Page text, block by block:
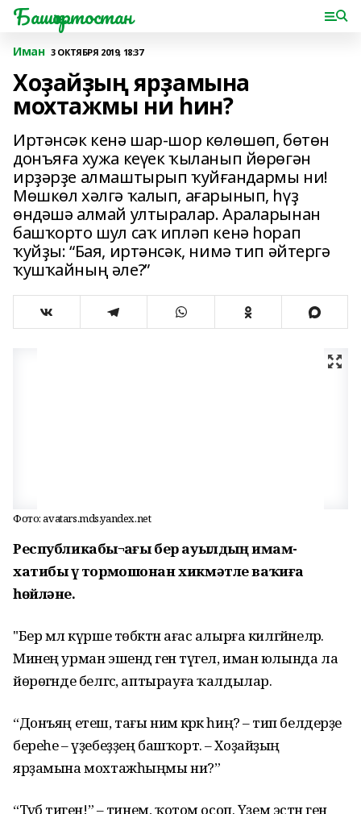
Башҡортостан
Иман 3 ОКТЯБРЯ 2019, 18:37
Хоҙайҙың ярҙамына
мохтажмы ни һин?
Иртәнсәк кенә шар-шор көлөшөп, бөтөн
донъяға хужа кеүек ҡыланып йөрөгән
ирҙәрҙе алмаштырып ҡуйғандармы ни!
Мөшкөл хәлгә ҡалып, ағарынып, һүҙ
өндәшә алмай ултыралар. Араларынан
башҡорто шул саҡ ипләп кенә һорап
ҡуйҙы: “Бая, иртәнсәк, нимә тип әйтергә
ҡушҡайның әле?”
Фото: avatars.mds.yandex.net
Республикабыҙ¬ҙағы бер ауылдың имам-
хатибы үҙ тормошонан хикмәтле ваҡиға
һөйләне.
"Бер мәл күрше төбәктән ағас алырға килгәйнеләр.
Минең урман эшендә генә түгел, иман юлында ла
йөрөгәнде белгәс, аптырауға ҡалдылар.
“Донъяң етеш, тағы нимә кәрәк һиңә? – тип белдерҙе
береһе – үҙебеҙҙең башҡорт. – Хоҙайҙың
ярҙамына мохтажһыңмы ни?”
“Тәүбә тиген!” – тинем, ҡотом осоп. Үҙем эстән генә